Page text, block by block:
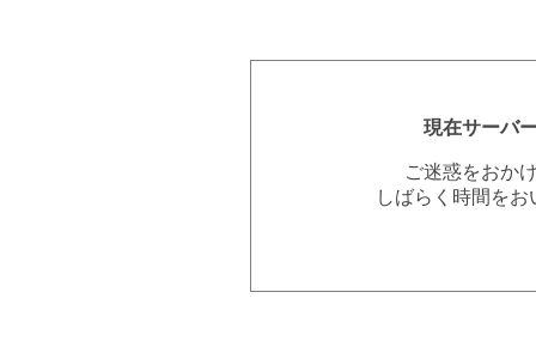
現在サーバ
ご迷惑をおか
しばらく時間を